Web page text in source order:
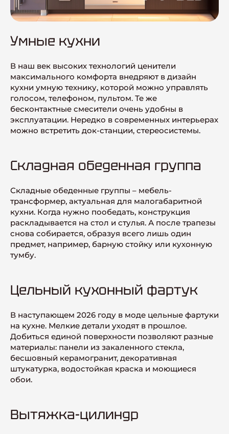
Умные кухни
В наш век высоких технологий ценители
максимального комфорта внедряют в дизайн
кухни умную технику, которой можно управлять
голосом, телефоном, пультом. Те же
бесконтактные смесители очень удобны в
эксплуатации. Нередко в современных интерьерах
можно встретить док-станции, стереосистемы.
Складная обеденная группа
Складные обеденные группы – мебель-
трансформер, актуальная для малогабаритной
кухни. Когда нужно пообедать, конструкция
раскладывается на стол и стулья. А после трапезы
снова собирается, образуя всего лишь один
предмет, например, барную стойку или кухонную
тумбу.
Цельный кухонный фартук
В наступающем 2026 году в моде цельные фартуки
на кухне. Мелкие детали уходят в прошлое.
Добиться единой поверхности позволяют разные
материалы: панели из закаленного стекла,
бесшовный керамогранит, декоративная
штукатурка, водостойкая краска и моющиеся
обои.
Вытяжка-цилиндр